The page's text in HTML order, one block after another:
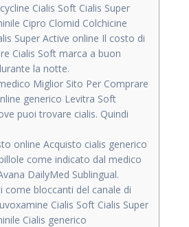
Cialis Soft Cialis Super
Cipro Clomid Colchicine
Super Active online Il costo di
Cialis Soft marca a buon
la notte.
Miglior Sito Per Comprare
generico Levitra Soft
puoi trovare cialis. Quindi
online Acquisto cialis generico
come indicato dal medico
DailyMed Sublingual.
come bloccanti del canale di
Cialis Soft Cialis Super
Cialis generico